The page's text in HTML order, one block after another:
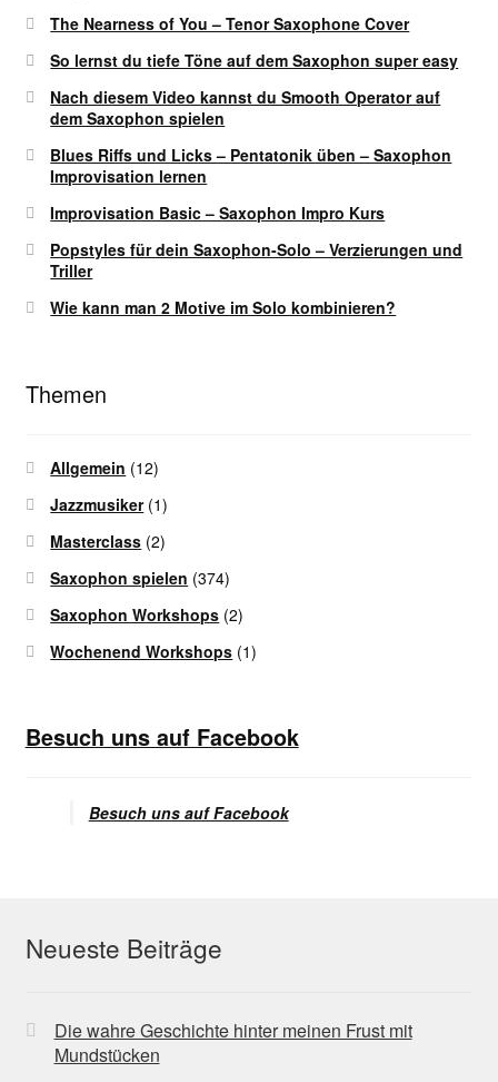
The Nearness of You – Tenor Saxophone Cover
So lernst du tiefe Töne auf dem Saxophon super easy
Nach diesem Video kannst du Smooth Operator auf
dem Saxophon spielen
Blues Riffs und Licks – Pentatonik üben – Saxophon
Improvisation lernen
Improvisation Basic – Saxophon Impro Kurs
Popstyles für dein Saxophon-Solo – Verzierungen und
Triller
Wie kann man 2 Motive im Solo kombinieren?
Themen
Allgemein (12)
Jazzmusiker(1)
Masterclass (2)
Saxophon spielen (374)
Saxophon Workshops (2)
Wochenend Workshops (1)
Besuch uns auf Facebook
Besuch uns auf Facebook
Neueste Beiträge
Die wahre Geschichte hinter meinen Frust mit
Mundstücken